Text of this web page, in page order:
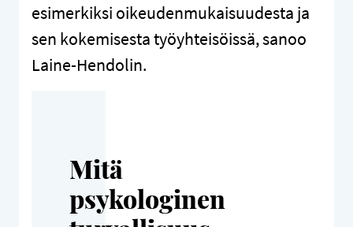
esimerkiksi oikeudenmukaisuudesta ja
sen kokemisesta työyhteisöissä, sanoo
Laine-Hendolin.
Mitä
psykologinen